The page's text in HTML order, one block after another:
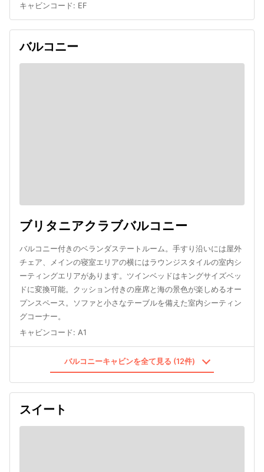
キャビンコード: EF
バルコニー
ブリタニアクラブバルコニー
バルコニー付きのベランダステートルーム。手すり沿いには屋外
チェア、メインの寝室エリアの横にはラウンジスタイルの室内シ
ーティングエリアがあります。ツインベッドはキングサイズベッ
ドに変換可能。クッション付きの座席と海の景色が楽しめるオー
プンスペース。ソファと小さなテーブルを備えた室内シーティン
グコーナー。
キャビンコード: A1
バルコニーキャビンを全て見る (12件)
スイート